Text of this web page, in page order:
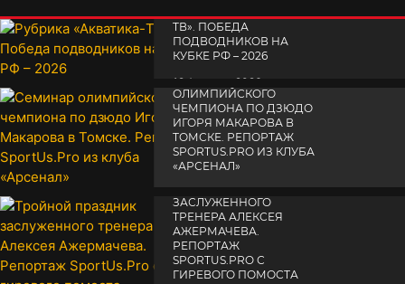
TВ». ПОБЕДА
ПОДВОДНИКОВ НА
КУБКЕ РФ – 2026
19 февраля 2026
СЕМИНАР
ОЛИМПИЙСКОГО
ЧЕМПИОНА ПО ДЗЮДО
ИГОРЯ МАКАРОВА В
ТОМСКЕ. РЕПОРТАЖ
SPORTUS.PRO ИЗ КЛУБА
«АРСЕНАЛ»
ЗАСЛУЖЕННОГО
ТРЕНЕРА АЛЕКСЕЯ
АЖЕРМАЧЕВА.
РЕПОРТАЖ
SPORTUS.PRO С
ГИРЕВОГО ПОМОСТА